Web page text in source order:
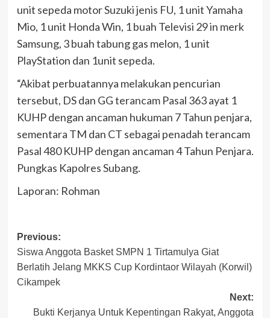
unit sepeda motor Suzuki jenis FU, 1 unit Yamaha
Mio, 1 unit Honda Win, 1 buah Televisi 29 in merk
Samsung, 3 buah tabung gas melon, 1 unit
PlayStation dan 1unit sepeda.
“Akibat perbuatannya melakukan pencurian
tersebut, DS dan GG terancam Pasal 363 ayat 1
KUHP dengan ancaman hukuman 7 Tahun penjara,
sementara TM dan CT sebagai penadah terancam
Pasal 480 KUHP dengan ancaman 4 Tahun Penjara.
Pungkas Kapolres Subang.
Laporan: Rohman
Post
navigation
Previous:
Siswa Anggota Basket SMPN 1 Tirtamulya Giat
Berlatih Jelang MKKS Cup Kordintaor Wilayah (Korwil)
Cikampek
Next:
Bukti Kerjanya Untuk Kepentingan Rakyat, Anggota